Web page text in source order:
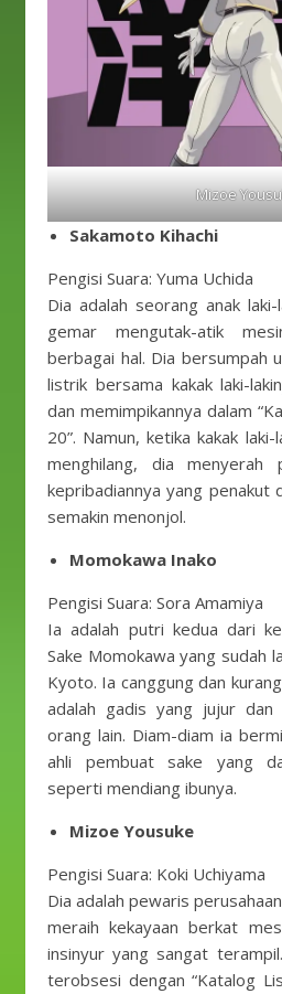
Mizoe
Sakamoto Kihachi
Pengisi Suara: Yuma Uchida
Dia adalah seorang anak
gemar mengutak-atik
berbagai hal. Dia bersumpah
listrik bersama kakak laki-
dan memimpikannya dalam
20”. Namun, ketika kakak
menghilang, dia menyerah
kepribadiannya yang penakut
semakin menonjol.
Momokawa Inako
Pengisi Suara: Sora Amamiya
Ia adalah putri kedua dari
Sake Momokawa yang sudah
Kyoto. Ia canggung dan
adalah gadis yang jujur ​​dan
orang lain. Diam-diam ia
ahli pembuat sake yang
seperti mendiang ibunya.
Mizoe Yousuke
Pengisi Suara: Koki Uchiyama
Dia adalah pewaris
meraih kekayaan berkat
insinyur yang sangat
terobsesi dengan “Katalog